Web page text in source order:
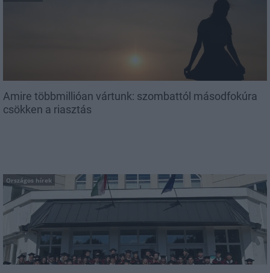
Amire többmillióan vártunk: szombattól másodfokúra
csökken a riasztás
Országos hírek